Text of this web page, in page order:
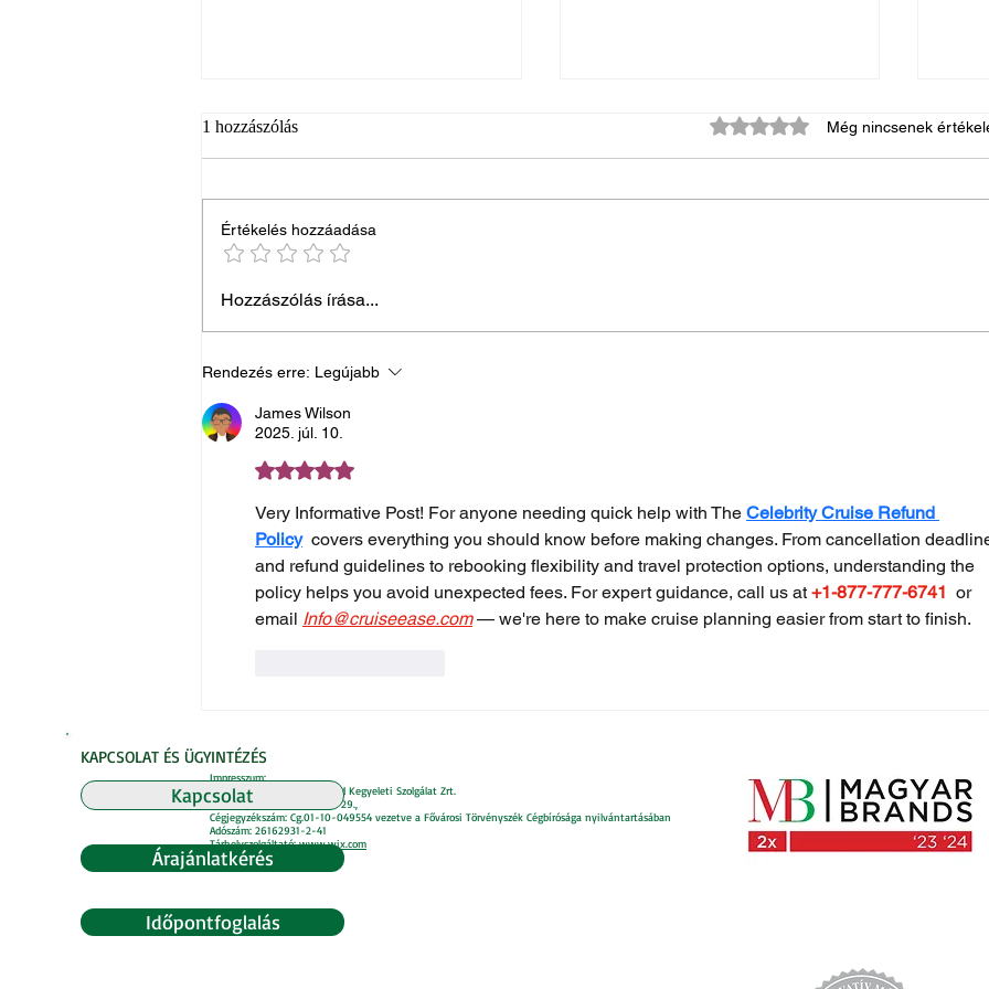
Mitől lesz egy búcsúztató
1 hozzászólás 0 csillagot kapott az 5-ből.
Még nincsenek
Értékelés hozzáadása
Hozzászólás írása...
Rendezés erre: Legújabb
James Wilson
2025. júl. 10.
5 csillagot kapott az 5-ből.
Very Informative Post! For anyone needing quick help with The Celebrity Cruise Refund
Policy covers everything you should know before making changes. From cancellation
and refund guidelines to rebooking flexibility and travel protection options, understanding the
policy helps you avoid unexpected fees. For expert guidance, call us at +1-877-777-6741 or
email Info@cruiseease.com — we're here to make cruise planning easier from start to finish.
KAPCSOLAT ÉS ÜGYINTÉZÉS
Kapcsolat
Árajánlatkérés
Időpontfoglalás
Impresszum:
Honlap üzemeltetője: Télizöld Kegyeleti Szolgálat Zrt.
Székhely: 1024 Bp. Retek u. 29.,
Cégjegyzékszám: Cg.01-10-049554 vezetve a Fővárosi Törvényszék Cégbírósága nyilvántartásában
Adószám: 26162931-2-41
Tárhelyszolgáltató: www.wix.com
Adatvédelmi szabályzat.